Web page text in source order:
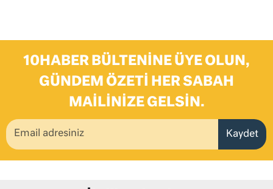
10HABER BÜLTENINE ÜYE OLUN,
GÜNDEM ÖZETI HER SABAH
MAILINIZE GELSIN.
Kaydet